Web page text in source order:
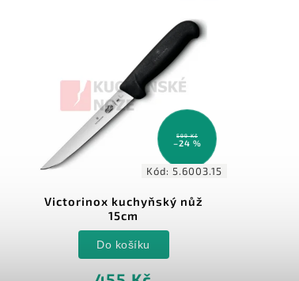
599 Kč
–24 %
Kód: 5.6003.15
Victorinox kuchyňský nůž
15cm
Do košíku